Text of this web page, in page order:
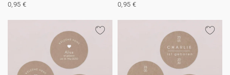
0,95 €
0,95 €